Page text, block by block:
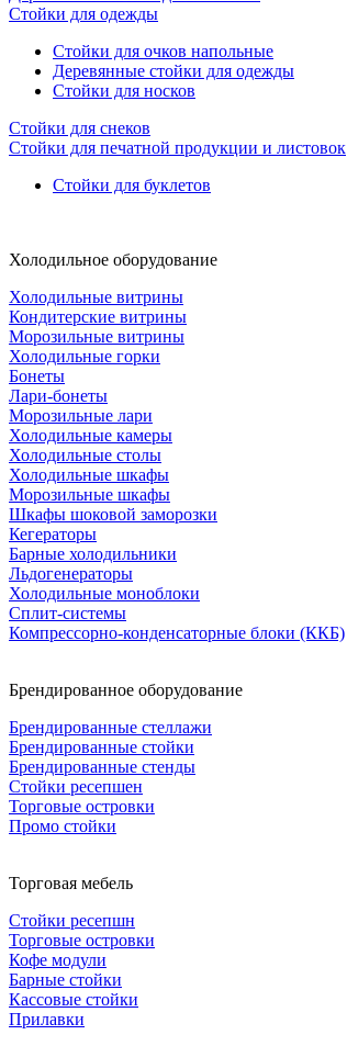
Стойки для одежды
Стойки для очков напольные
Деревянные стойки для одежды
Стойки для носков
Стойки для снеков
Стойки для печатной продукции и листовок
Стойки для буклетов
Холодильное оборудование
Холодильные витрины
Кондитерские витрины
Морозильные витрины
Холодильные горки
Бонеты
Лари-бонеты
Морозильные лари
Холодильные камеры
Холодильные столы
Холодильные шкафы
Морозильные шкафы
Шкафы шоковой заморозки
Кегераторы
Барные холодильники
Льдогенераторы
Холодильные моноблоки
Сплит-системы
Компрессорно-конденсаторные блоки (ККБ)
Брендированное оборудование
Брендированные стеллажи
Брендированные стойки
Брендированные стенды
Стойки ресепшен
Торговые островки
Промо стойки
Торговая мебель
Стойки ресепшн
Торговые островки
Кофе модули
Барные стойки
Кассовые стойки
Прилавки